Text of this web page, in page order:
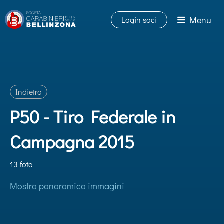
Login soci Menu
Indietro
P50 - Tiro Federale in
Campagna 2015
13 foto
Mostra panoramica immagini